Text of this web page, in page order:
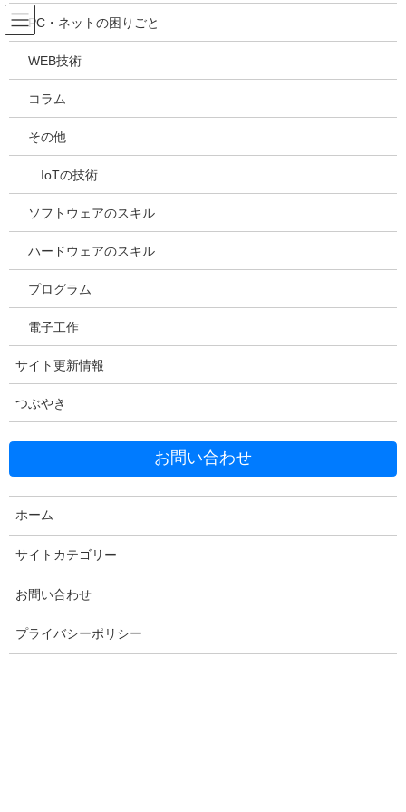
コ
ン
テ
ツ
ス
ッ
ナ
ビ
ゲ
シ
ン
移
吉川万能ＩＴ研究所
メディア
HOME
2024年3月28日
20240328131732
Facebook
Copy
コメントを残す
PC・ネットの困りごと
WEB技術
コラム
その他
IoTの技術
ソフトウェアのスキル
ハードウェアのスキル
プログラム
電子工作
サイト更新情報
つぶやき
お問い合わせ
ホーム
サイトカテゴリー
お問い合わせ
プライバシーポリシー